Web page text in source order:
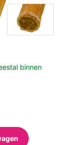
binnen